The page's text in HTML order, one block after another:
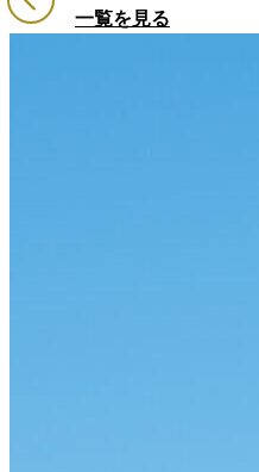
一覧を見る